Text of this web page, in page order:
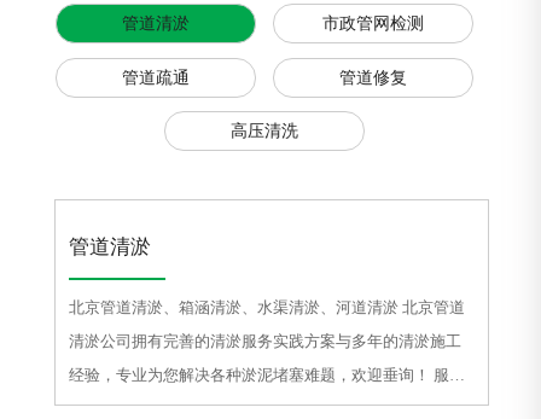
管道清淤 市政管网检测
管道疏通 管道修复
高压清洗
管道清淤
北京管道清淤、箱涵清淤、水渠清淤、河道清淤 北京管道
清淤公司拥有完善的清淤服务实践方案与多年的清淤施工
经验，专业为您解决各种淤泥堵塞难题，欢迎垂询！ 服务
项目如下： ⑴疏通渠道、清理暗涵、箱涵清淤、明渠清